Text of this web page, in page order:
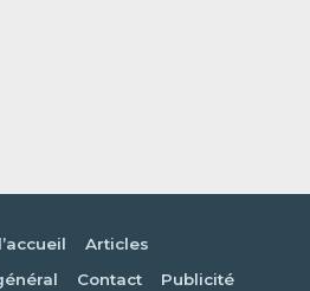
Articles
Contact
Publicité